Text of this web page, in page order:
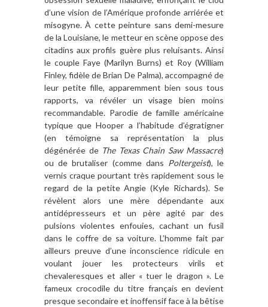
d’une vision de l’Amérique profonde arriérée et
misogyne. À cette peinture sans demi-mesure
de la Louisiane, le metteur en scène oppose des
citadins aux profils guère plus reluisants. Ainsi
le couple Faye (Marilyn Burns) et Roy (William
Finley, fidèle de Brian De Palma), accompagné de
leur petite fille, apparemment bien sous tous
rapports, va révéler un visage bien moins
recommandable. Parodie de famille américaine
typique que Hooper a l’habitude d’égratigner
(en témoigne sa représentation la plus
dégénérée de The Texas Chain Saw Massacre)
ou de brutaliser (comme dans Poltergeist), le
vernis craque pourtant très rapidement sous le
regard de la petite Angie (Kyle Richards). Se
révèlent alors une mère dépendante aux
antidépresseurs et un père agité par des
pulsions violentes enfouies, cachant un fusil
dans le coffre de sa voiture. L’homme fait par
ailleurs preuve d’une inconscience ridicule en
voulant jouer les protecteurs virils et
chevaleresques et aller « tuer le dragon ». Le
fameux crocodile du titre français en devient
presque secondaire et inoffensif face à la bêtise